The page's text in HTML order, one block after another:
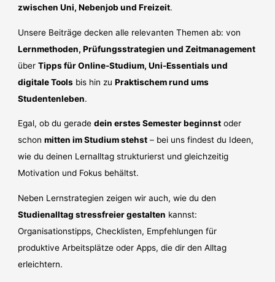
zwischen Uni, Nebenjob und Freizeit.
Unsere Beiträge decken alle relevanten Themen ab: von
Lernmethoden, Prüfungsstrategien und Zeitmanagement
überTipps für Online-Studium, Uni-Essentials und
digitale Tools bis hin zuPraktischem rund ums
Studentenleben.
Egal, ob du geradedein erstes Semester beginnst oder
schonmitten im Studium stehst – bei uns findest du Ideen,
wie du deinen Lernalltag strukturierst und gleichzeitig
Motivation und Fokus behältst.
Neben Lernstrategien zeigen wir auch, wie du den
Studienalltag stressfreier gestalten kannst:
Organisationstipps, Checklisten, Empfehlungen für
produktive Arbeitsplätze oder Apps, die dir den Alltag
erleichtern.